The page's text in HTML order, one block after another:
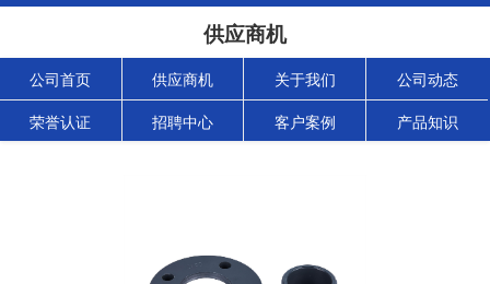
供应商机
公司首页 供应商机 关于我们 公司动态
荣誉认证 招聘中心 客户案例 产品知识